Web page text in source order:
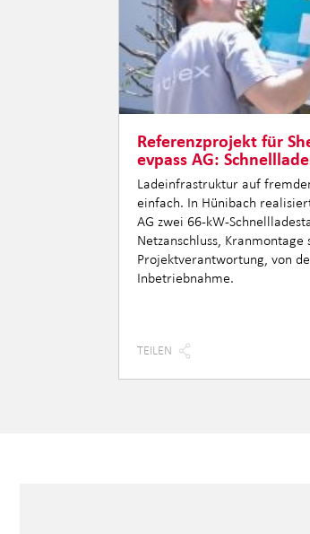
Referenzprojekt für
evpass AG:
Ladeinfrastruktur auf
einfach. In Hünibach
AG zwei 66-kW-
Netzanschluss, Kranmontage
Projektverantwortung, von
Inbetriebnahme.
TEILEN